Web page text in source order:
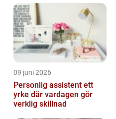
09 juni 2026
Personlig assistent ett
yrke där vardagen gör
verklig skillnad